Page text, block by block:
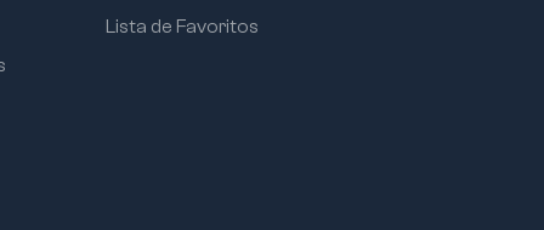
Lista de Favoritos